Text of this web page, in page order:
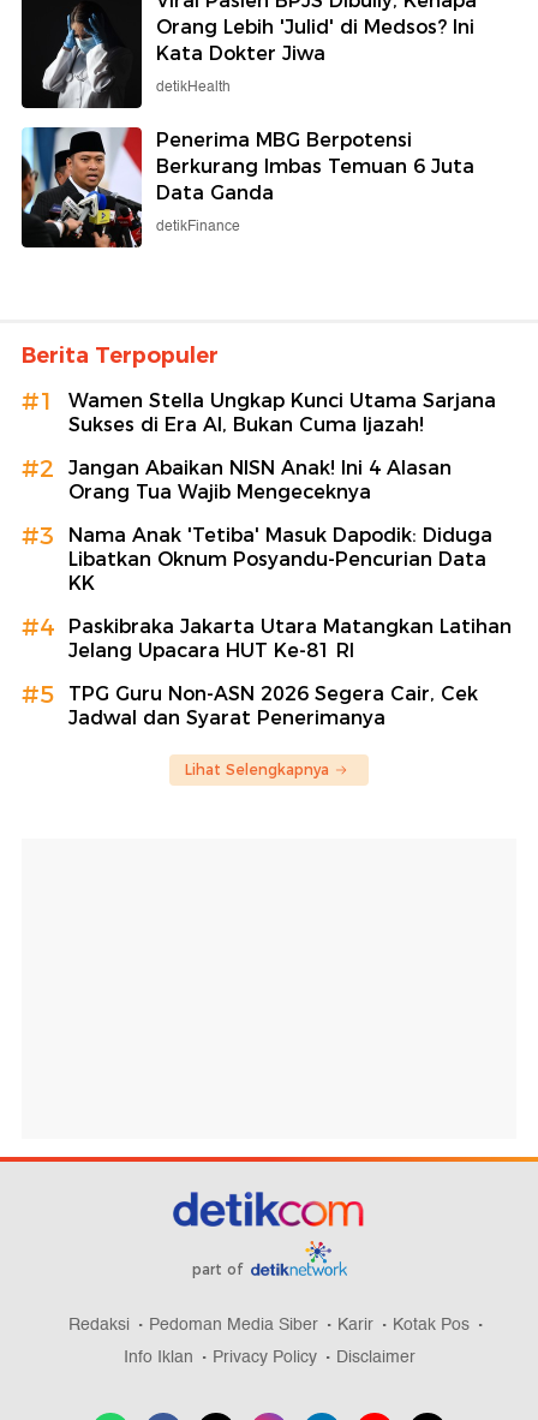
Orang Lebih 'Julid' di Medsos? Ini
Kata Dokter Jiwa
detikHealth
Penerima MBG Berpotensi
Berkurang Imbas Temuan 6 Juta
Data Ganda
detikFinance
Berita Terpopuler
#1
Wamen Stella Ungkap Kunci Utama Sarjana
Sukses di Era AI, Bukan Cuma Ijazah!
#2
Jangan Abaikan NISN Anak! Ini 4 Alasan
Orang Tua Wajib Mengeceknya
#3
Nama Anak 'Tetiba' Masuk Dapodik: Diduga
Libatkan Oknum Posyandu-Pencurian Data
KK
#4
Paskibraka Jakarta Utara Matangkan Latihan
Jelang Upacara HUT Ke-81 RI
#5
TPG Guru Non-ASN 2026 Segera Cair, Cek
Jadwal dan Syarat Penerimanya
Lihat Selengkapnya
part of
Redaksi Pedoman Media Siber Karir
Kotak Pos
Info Iklan
Privacy Policy Disclaimer